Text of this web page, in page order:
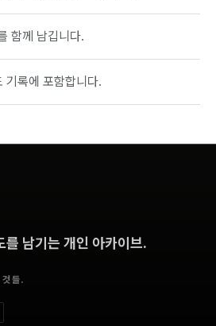
함께 남깁니다.
기록에 포함합니다.
를 남기는 개인 아카이브.
들.